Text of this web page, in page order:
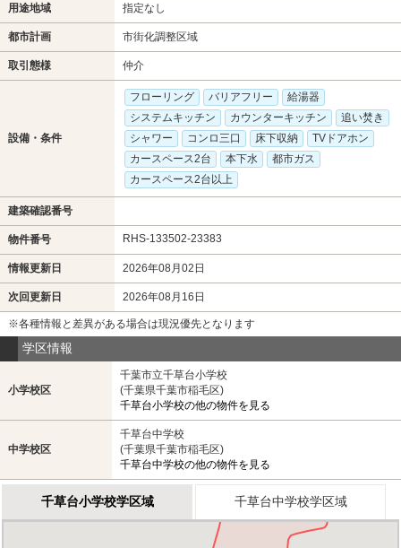
用途地域 指定なし
都市計画 市街化調整区域
取引態様 仲介
設備・条件
フローリング バリアフリー
給湯器
システムキッチン
カウンターキッチン
追い焚き
シャワー
コンロ三口 床下収納
TVドアホン
カースペース2台
本下水
都市ガス
カースペース2台以上
建築確認番号
物件番号 RHS-133502-23383
情報更新日 2026年08月02日
次回更新日 2026年08月16日
※各種情報と差異がある場合は現況優先となります
学区情報
小学校区
千葉市立千草台小学校
(千葉県千葉市稲毛区)
千草台小学校の他の物件を見る
中学校区
千草台中学校
(千葉県千葉市稲毛区)
千草台中学校の他の物件を見る
千草台小学校学区域 千草台中学校学区域